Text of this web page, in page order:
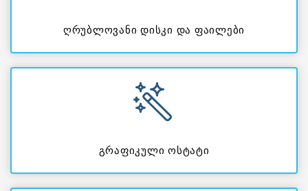
ღრუბლოვანი დისკი და ფაილები
გრაფიკული ოსტატი